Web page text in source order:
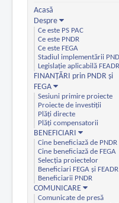
Acasă
Despre
Ce este PS PAC
Ce este PNDR
Ce este FEGA
Stadiul implementării
Legislație aplicabilă FEADR
FINANȚĂRI prin PNDR și
FEGA
Sesiuni primire proiecte
Proiecte de investiții
Plăți directe
Plăți compensatorii
BENEFICIARI
Cine beneficiază de PNDR
Cine beneficiază de FEGA
Selecția proiectelor
Beneficiari FEGA și FEADR
Beneficiarii PNDR
COMUNICARE
Comunicate de presă